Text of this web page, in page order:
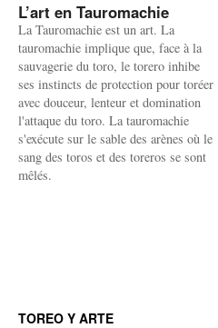
L’art en Tauromachie
La Tauromachie est un art. La
tauromachie implique que, face à la
sauvagerie du toro, le torero inhibe
ses instincts de protection pour toréer
avec douceur, lenteur et domination
l'attaque du toro. La tauromachie
s'exécute sur le sable des arènes où le
sang des toros et des toreros se sont
mêlés.
TOREO Y ARTE